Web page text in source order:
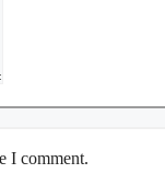
I comment.